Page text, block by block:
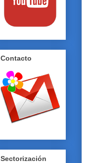
Contacto
Sectorización